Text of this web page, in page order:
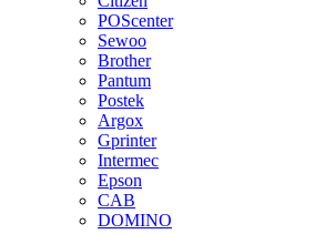
POScenter
Sewoo
Brother
Pantum
Postek
Argox
Gprinter
Intermec
Epson
CAB
DOMINO